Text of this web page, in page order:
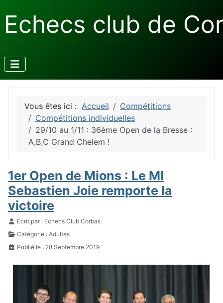
Echecs club de
Vous êtes ici : Accueil
Compétitions
Compétitions individuelles
29/10 au 1/11 : 36ème Open de la Bresse :
A,B,C Grand Chelem !
1er Open de Mions : Le MI
Sebastien Joie remporte la
victoire
Détails
Écrit par : Echecs Club Corbas
Catégorie : Adultes
Publié le : 28 Septembre 2019